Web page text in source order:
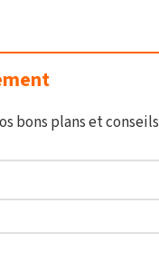
bons plans et